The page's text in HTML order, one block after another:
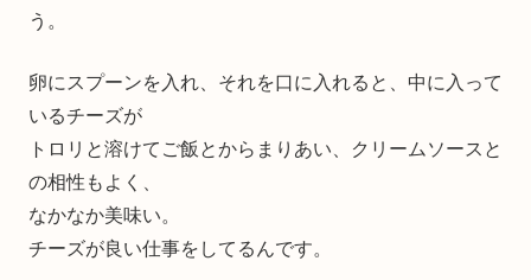
う。
卵にスプーンを入れ、それを口に入れると、中に入って
いるチーズが
トロリと溶けてご飯とからまりあい、クリームソースと
の相性もよく、
なかなか美味い。
チーズが良い仕事をしてるんです。